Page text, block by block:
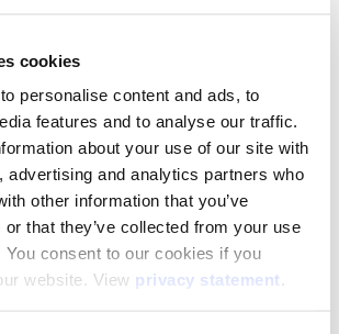
cookies
personalise content and ads, to
features and to analyse our traffic.
about your use of our site with
advertising and analytics partners who
other information that you’ve
or that they’ve collected from your use
consent to our cookies if you
website. View privacy statement.
aan de duurzaamheidsdoelen van
AV-keuze helpt de CO2-footprint te verlagen
dichter bij haar overall
duurzaam AV-beleid
gaan? Download dan ons e-book
Duurzaam
en hoger onderwijs en ontdek hoe jij met